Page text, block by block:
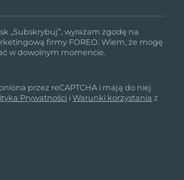
„Subskrybuj”, wyrażam zgodę na
firmy FOREO. Wiem, że mogę
w dowolnym momencie.
przez reCAPTCHA i mają do niej
Prywatności iWarunki korzystania z